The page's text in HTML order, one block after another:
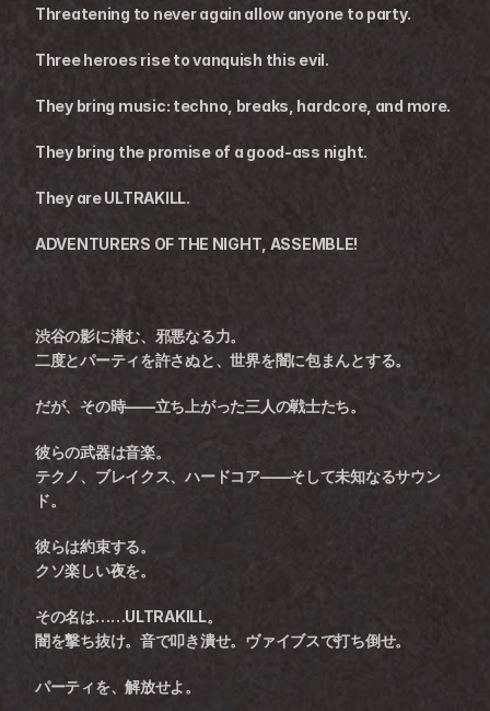
Threatening to never again allow anyone to party.
Three heroes rise to vanquish this evil.
They bring music: techno, breaks, hardcore, and more.
They bring the promise of a good-ass night.
They are ULTRAKILL.
ADVENTURERS OF THE NIGHT, ASSEMBLE!
渋谷の影に潜む、邪悪なる力。
二度とパーティを許さぬと、世界を闇に包まんとする。
だが、その時——立ち上がった三人の戦士たち。
彼らの武器は音楽。
テクノ、ブレイクス、ハードコア——そして未知なるサウン
ド。
彼らは約束する。
クソ楽しい夜を。
その名は……ULTRAKILL。
闇を撃ち抜け。音で叩き潰せ。ヴァイブスで打ち倒せ。
パーティを、解放せよ。